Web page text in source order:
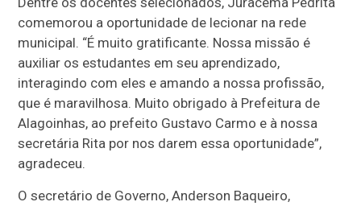
comemorou a oportunidade de lecionar na rede
municipal. “É muito gratificante. Nossa missão é
auxiliar os estudantes em seu aprendizado,
interagindo com eles e amando a nossa profissão,
que é maravilhosa. Muito obrigado à Prefeitura de
Alagoinhas, ao prefeito Gustavo Carmo e à nossa
secretária Rita por nos darem essa oportunidade”,
agradeceu.
O secretário de Governo, Anderson Baqueiro,